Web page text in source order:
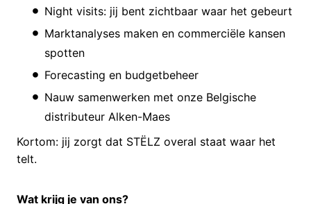
Night visits: jij bent zichtbaar waar het gebeurt
Marktanalyses maken en commerciële kansen
spotten
Forecasting en budgetbeheer
Nauw samenwerken met onze Belgische
distributeur Alken-Maes
Kortom: jij zorgt dat STËLZ overal staat waar het
telt.
Wat krijg je van ons?